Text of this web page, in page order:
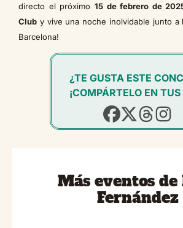
directo el próximo 15 de febrero de
Club y vive una noche inolvidable junto a
Barcelona!
¿TE GUSTA ESTE
¡COMPÁRTELO EN TUS
Más eventos de
Fernández